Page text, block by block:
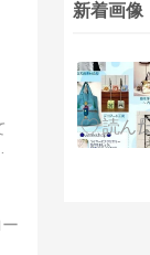
新着画像